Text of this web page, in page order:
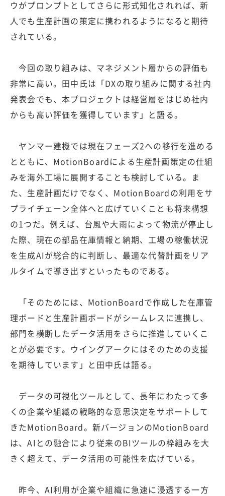
ウがプロンプトとしてさらに形式知化されれば、新
人でも生産計画の策定に携われるようになると期待
されている。
今回の取り組みは、マネジメント層からの評価も
非常に高い。田中氏は「DXの取り組みに関する社内
発表会でも、本プロジェクトは経営層をはじめ社内
からも高い評価を獲得しています」と語る。
ヤンマー建機では現在フェーズ2への移行を進める
とともに、MotionBoardによる生産計画策定の仕組
みを海外工場に展開することも検討している。ま
た、生産計画だけでなく、MotionBoardの利用をサ
プライチェーン全体へと広げていくことも将来構想
の1つだ。例えば、台風や大雨によって物流が停止し
た際、現在の部品在庫情報と納期、工場の稼働状況
を生成AIが総合的に判断し、最適な代替計画をリア
ルタイムで導き出すといったものである。
「そのためには、MotionBoardで作成した在庫管
理ボードと生産計画ボードがシームレスに連携し、
部門を横断したデータ活用をさらに推進していくこ
とが必要です。ウイングアークにはそのための支援
を期待しています」と田中氏は語る。
データの可視化ツールとして、長年にわたって多
くの企業や組織の戦略的な意思決定をサポートして
きたMotionBoard。新バージョンのMotionBoard
は、AIとの融合により従来のBIツールの枠組みを大
きく超えて、データ活用の可能性を広げている。
昨今、AI利用が企業や組織に急速に浸透する一方